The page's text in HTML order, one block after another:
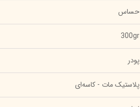
حساس
300gr
پودر
پلاستیک مات - کاسه‌ای